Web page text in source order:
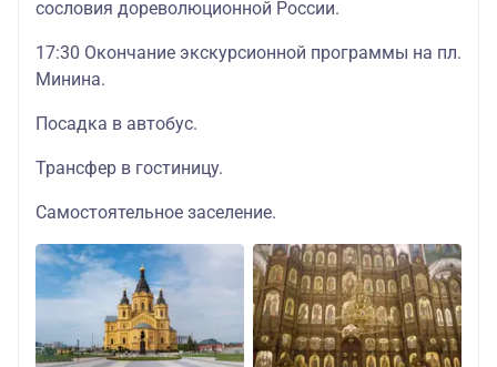
сословия дореволюционной России.
17:30 Окончание экскурсионной программы на пл.
Минина.
Посадка в автобус.
Трансфер в гостиницу.
Самостоятельное заселение.